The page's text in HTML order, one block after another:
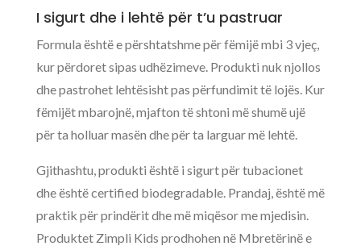
I sigurt dhe i lehtë për t’u pastruar
Formula është e përshtatshme për fëmijë mbi 3 vjeç,
kur përdoret sipas udhëzimeve. Produkti nuk njollos
dhe pastrohet lehtësisht pas përfundimit të lojës. Kur
fëmijët mbarojnë, mjafton të shtoni më shumë ujë
për ta holluar masën dhe për ta larguar më lehtë.
Gjithashtu, produkti është i sigurt për tubacionet
dhe është certified biodegradable. Prandaj, është më
praktik për prindërit dhe më miqësor me mjedisin.
Produktet Zimpli Kids prodhohen në Mbretërinë e